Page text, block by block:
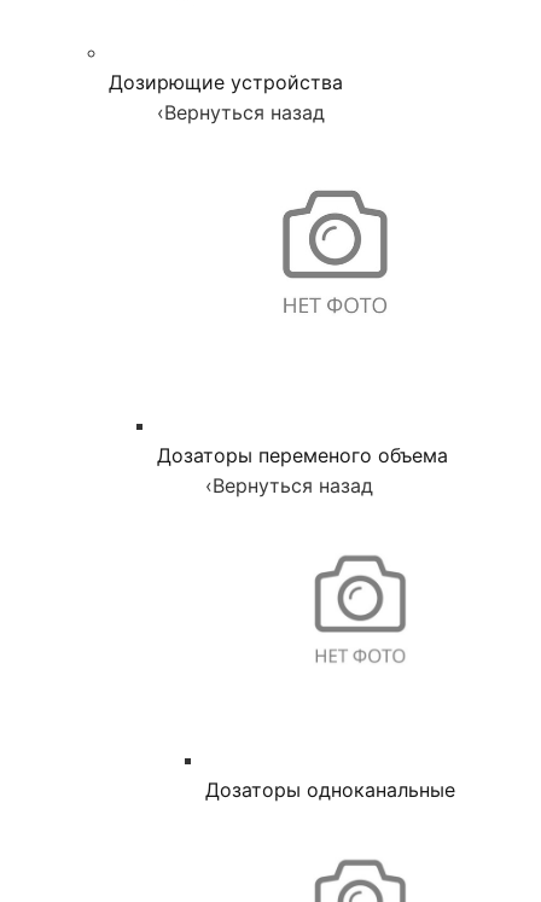
Дозирющие устройства
‹Вернуться назад
Дозаторы переменого объема
‹Вернуться назад
Дозаторы одноканальные